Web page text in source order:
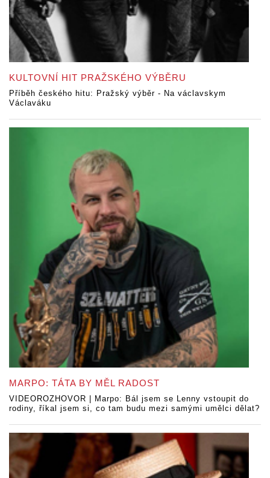
KULTOVNÍ HIT PRAŽSKÉHO VÝBĚRU
Příběh českého hitu: Pražský výběr - Na václavskym
Václaváku
MARPO: TÁTA BY MĚL RADOST
VIDEOROZHOVOR | Marpo: Bál jsem se Lenny vstoupit do
rodiny, říkal jsem si, co tam budu mezi samými umělci dělat?